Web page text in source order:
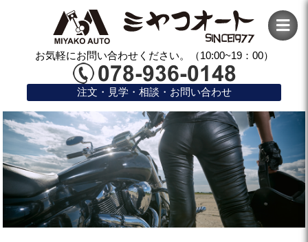
お気軽にお問い合わせください。（10:00~19：00）
注文・見学・相談・お問い合わせ